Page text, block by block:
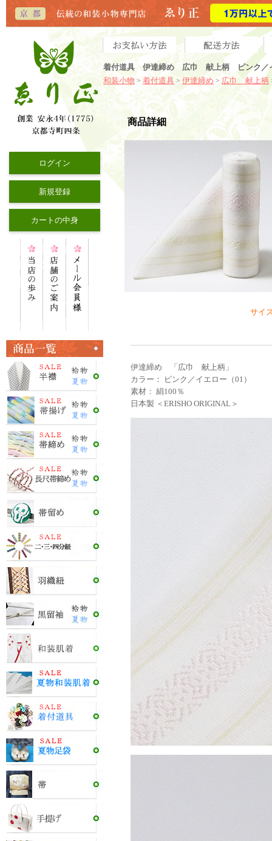
着付道具 伊達締め 広巾 献上柄 ピンク／
和装小物 > 着付道具 > 伊達締め> 広巾 献上柄
ログイン
新規登録
カートの中身
商品詳細
サイ
伊達締め 「広巾 献上柄」
カラー： ピンク／イエロー（01）
素材： 絹100％
日本製 ＜ERISHO ORIGINAL＞